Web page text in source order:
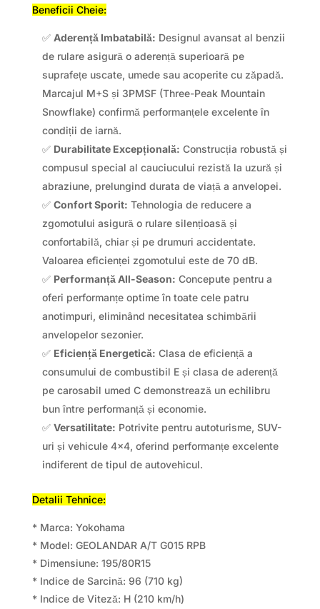
Beneficii Cheie:
✅ Aderență Imbatabilă: Designul avansat al benzii
de rulare asigură o aderență superioară pe
suprafețe uscate, umede sau acoperite cu zăpadă.
Marcajul M+S și 3PMSF (Three-Peak Mountain
Snowflake) confirmă performanțele excelente în
condiții de iarnă.
✅ Durabilitate Excepțională: Construcția robustă și
compusul special al cauciucului rezistă la uzură și
abraziune, prelungind durata de viață a anvelopei.
✅ Confort Sporit: Tehnologia de reducere a
zgomotului asigură o rulare silențioasă și
confortabilă, chiar și pe drumuri accidentate.
Valoarea eficienței zgomotului este de 70 dB.
✅ Performanță All-Season: Concepute pentru a
oferi performanțe optime în toate cele patru
anotimpuri, eliminând necesitatea schimbării
anvelopelor sezonier.
✅ Eficiență Energetică: Clasa de eficiență a
consumului de combustibil E și clasa de aderență
pe carosabil umed C demonstrează un echilibru
bun între performanță și economie.
✅ Versatilitate: Potrivite pentru autoturisme, SUV-
uri și vehicule 4×4, oferind performanțe excelente
indiferent de tipul de autovehicul.
Detalii Tehnice:
* Marca: Yokohama
* Model: GEOLANDAR A/T G015 RPB
* Dimensiune: 195/80R15
* Indice de Sarcină: 96 (710 kg)
* Indice de Viteză: H (210 km/h)